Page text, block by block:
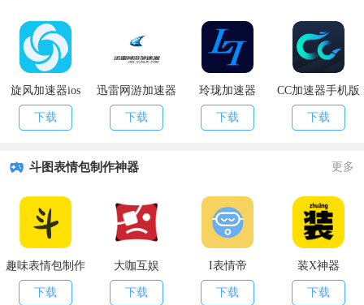
旋风加速器ios
下载
迅雷网游加速器
下载
玲珑加速器
下载
CC加速器手机版
下载
斗图表情包制作神器 更多
趣味表情包制作
下载
大咖互娱
下载
I表情帝
下载
装X神器
下载